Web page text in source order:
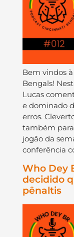
Bem vindos
Bengals!
Lucas
e dominado
erros.
também
jogão da
conferência
Who Dey
decidido
pênaltis